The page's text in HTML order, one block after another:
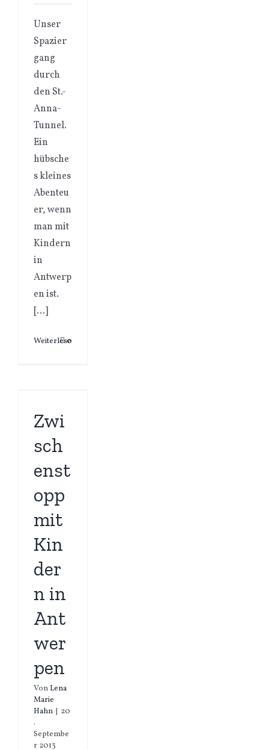
Unser
Spazier
gang
durch
den St.-
Anna-
Tunnel.
Ein
hübsche
s kleines
Abenteu
er, wenn
man mit
Kindern
in
Antwerp
en ist.
[…]
Weiterlesen
0
Zwi
sch
enst
opp
mit
Kin
der
n in
Ant
wer
pen
VonLena
Marie
Hahn | 20
.
Septembe
r 2013